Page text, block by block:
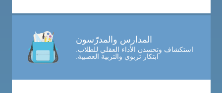
المدارس والمدرّسون
استكشاف وتحسذن الأداء العقلي للطلاب.
ابتكار تربوي والتربية العصبية.